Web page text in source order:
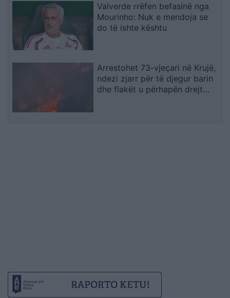
Valverde rrëfen befasinë nga
Mourinho: Nuk e mendoja se
do të ishte kështu
Arrestohet 73-vjeçari në Krujë,
ndezi zjarr për të djegur barin
dhe flakët u përhapën drejt